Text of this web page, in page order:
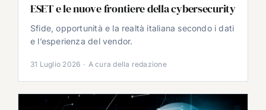
ESET e le nuove frontiere della cybersecurity
Sfide, opportunità e la realtà italiana secondo i dati
e l’esperienza del vendor.
31 Luglio 2026 · A cura della redazione